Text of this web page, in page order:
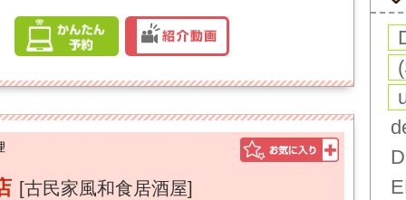
[古民家風和食居酒屋]